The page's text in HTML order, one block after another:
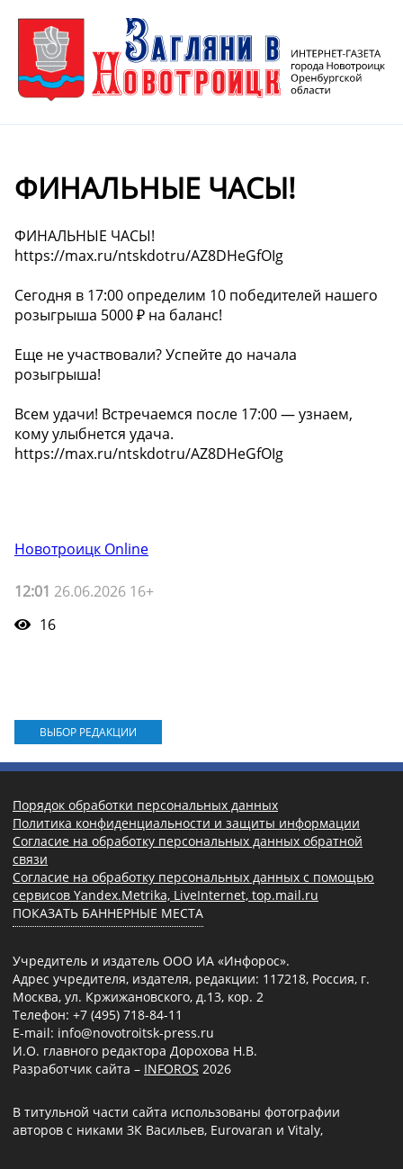
ФИНАЛЬНЫЕ ЧАСЫ!
ФИНАЛЬНЫЕ ЧАСЫ!
https://max.ru/ntskdotru/AZ8DHeGfOIg
Сегодня в 17:00 определим 10 победителей нашего
розыгрыша 5000 ₽ на баланс!
Еще не участвовали? Успейте до начала
розыгрыша!
Всем удачи! Встречаемся после 17:00 — узнаем,
кому улыбнется удача.
https://max.ru/ntskdotru/AZ8DHeGfOIg
Новотроицк Online
12:01 26.06.2026 16+
16
ВЫБОР РЕДАКЦИИ
Порядок обработки персональных данных
Политика конфиденциальности и защиты информации
Согласие на обработку персональных данных обратной
связи
Согласие на обработку персональных данных с помощью
сервисов Yandex.Metrika, LiveInternet, top.mail.ru
ПОКАЗАТЬ БАННЕРНЫЕ МЕСТА
Учредитель и издатель ООО ИА «Инфорос».
Адрес учредителя, издателя, редакции: 117218, Россия, г.
Москва, ул. Кржижановского, д.13, кор. 2
Телефон: +7 (495) 718-84-11
E-mail: info@novotroitsk-press.ru
И.О. главного редактора Дорохова Н.В.
Разработчик сайта – INFOROS 2026
В титульной части сайта использованы фотографии
авторов с никами ЗК Васильев, Eurovaran и Vitaly,